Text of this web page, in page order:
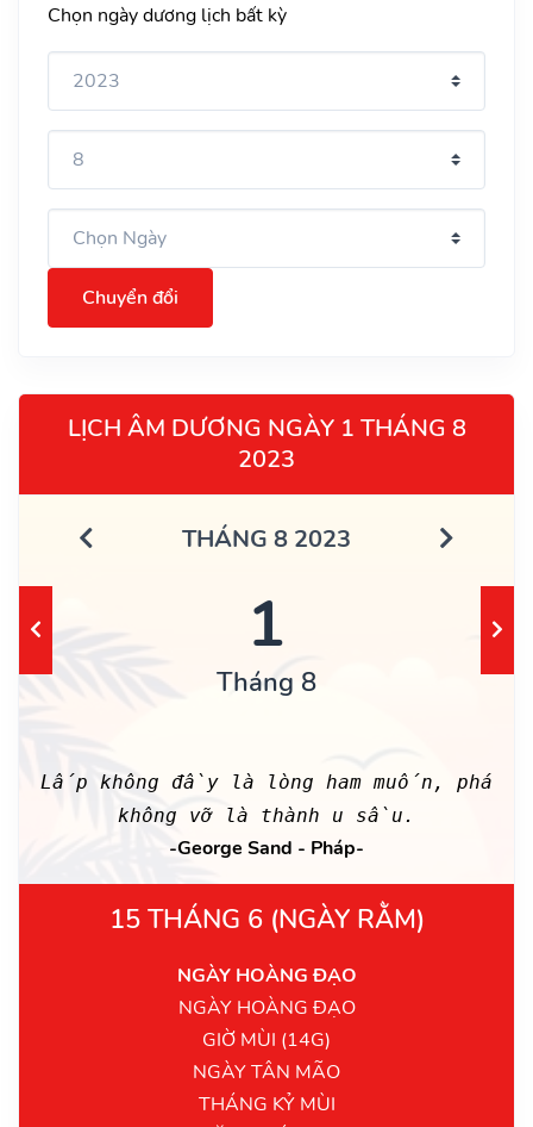
Chọn ngày dương lịch bất kỳ
Chuyển đổi
LỊCH ÂM DƯƠNG NGÀY 1 THÁNG 8
2023
THÁNG 8 2023
1
Tháng 8
Lấp không đầy là lòng ham muốn, phá
không vỡ là thành u sầu.
-George Sand - Pháp-
15 THÁNG 6 (NGÀY RẰM)
NGÀY HOÀNG ĐẠO
NGÀY HOÀNG ĐẠO
GIỜ MÙI (14G)
NGÀY TÂN MÃO
THÁNG KỶ MÙI